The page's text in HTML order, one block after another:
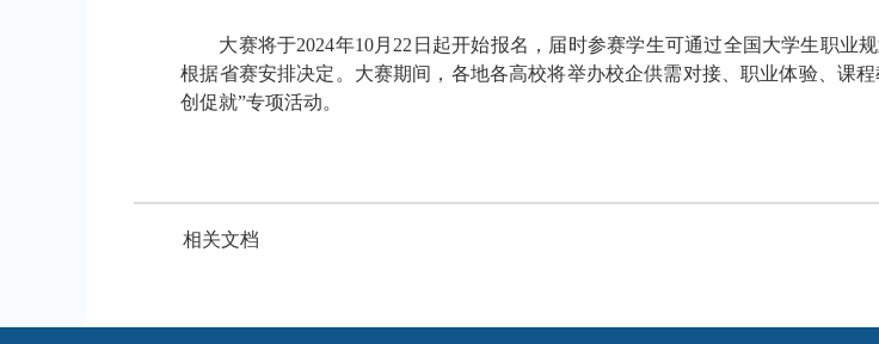
大赛将于2024年10月22日起开始报名，届时参赛学生可通过全国大学生职业规
根据省赛安排决定。大赛期间，各地各高校将举办校企供需对接、职业体验、课
创促就”专项活动。
相关文档